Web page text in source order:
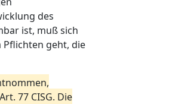
des
ist, muß sich
Pflichten geht, die
77 CISG. Die